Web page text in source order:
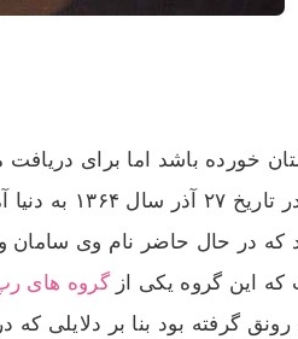
خورده باشد اما برای
ای این
که در حال حاضر نام وی سامان
که این گروه یکی ازگروه های
گرفته بود بنا بر